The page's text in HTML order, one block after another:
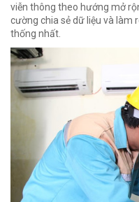
viễn thông theo hướng mở
cường chia sẻ dữ liệu và làm
thống nhất.